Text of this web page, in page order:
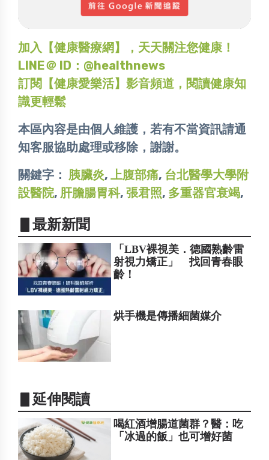
加入【健康醫療網】，天天關注您健康！
LINE＠ ID：@healthnews
訂閱【健康愛樂活】影音頻道，閱讀健康知
識更輕鬆
本區內容是由個人維護，若有不當資訊請通
知客服協助處理或移除，謝謝。
關鍵字： 胰臟炎, 上腹部痛, 台北醫學大學附
設醫院, 肝膽腸胃科, 張君照, 多重器官衰竭,
▋最新新聞
「LBV裸視美．德國熟齡雷
射視力矯正」 找回青春眼
齡！
烘手機是傳播細菌媒介
▋延伸閱讀
喝紅酒增腸道菌群？醫：吃
「冰過的飯」也可增好菌